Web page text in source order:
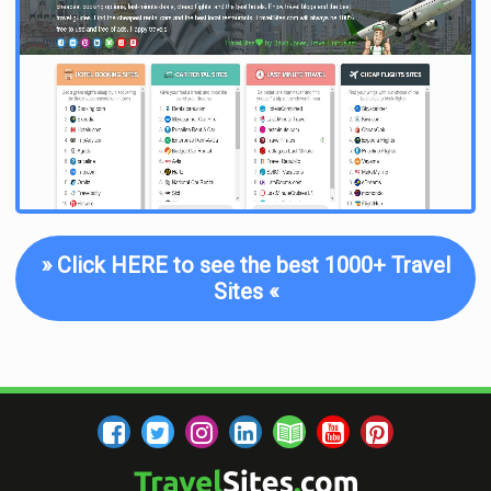
I am a professional travel writer and travel enthusiast who
traveled the world twice, so I am sharing my firsthand
knowledge about everything related to travel and spending
time abroad.
»Click HERE to see the best 1000+ Travel
Sites «